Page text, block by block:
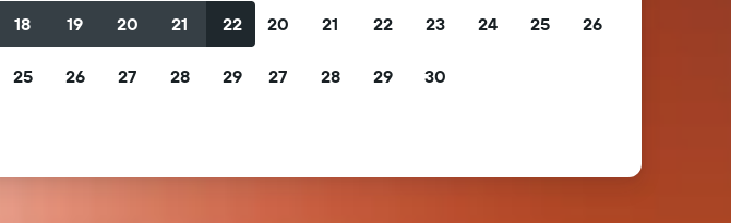
18 19 20 21 22
25 26 27 28 29
20 21 22 23 24 25 26
27 28 29 30